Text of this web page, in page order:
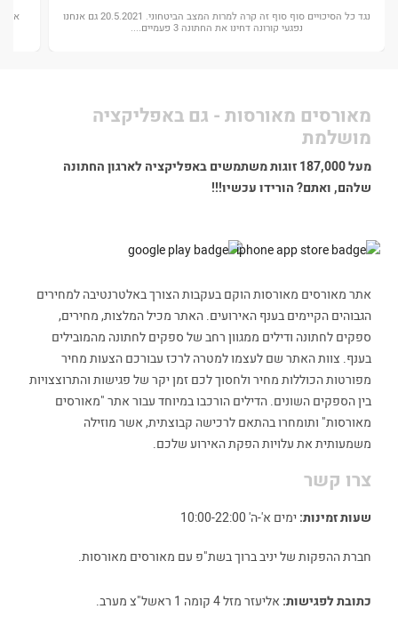
נגד כל הסיכויים סוף סוף זה קרה למרות המצב הביטחוני. 20.5.2021 גם אנחנו
נפגעי קורונה דחינו את החתונה 3 פעמיים....
מאורסים מאורסות - גם באפליקציה
מושלמת
מעל 187,000 זוגות משתמשים באפליקציה לארגון החתונה
שלהם, ואתם? הורידו עכשיו!!!
אתר מאורסים מאורסות הוקם בעקבות הצורך באלטרנטיבה למחירים
הגבוהים הקיימים בענף האירועים. האתר מכיל המלצות, מחירים,
ספקים לחתונה ודילים ממגוון רחב של ספקים לחתונה מהמובילים
בענף. צוות האתר שם לעצמו למטרה לרכז עבורכם הצעות מחיר
מפורטות הכוללות מחיר ולחסוך לכם זמן יקר של פגישות והתרוצצויות
בין הספקים השונים. הדילים הורכבו במיוחד עבור אתר "מאורסים
מאורסות" ותומחרו בהתאם לרכישה קבוצתית, אשר מוזילה
משמעותית את עלויות הפקת האירוע שלכם.
צרו קשר
שעות זמינות: ימים א'-ה' 10:00-22:00
חברת ההפקות של יניב ברוך בשת"פ עם מאורסים מאורסות.
כתובת לפגישות: אליעזר מזל 4 קומה 1 ראשל"צ מערב.